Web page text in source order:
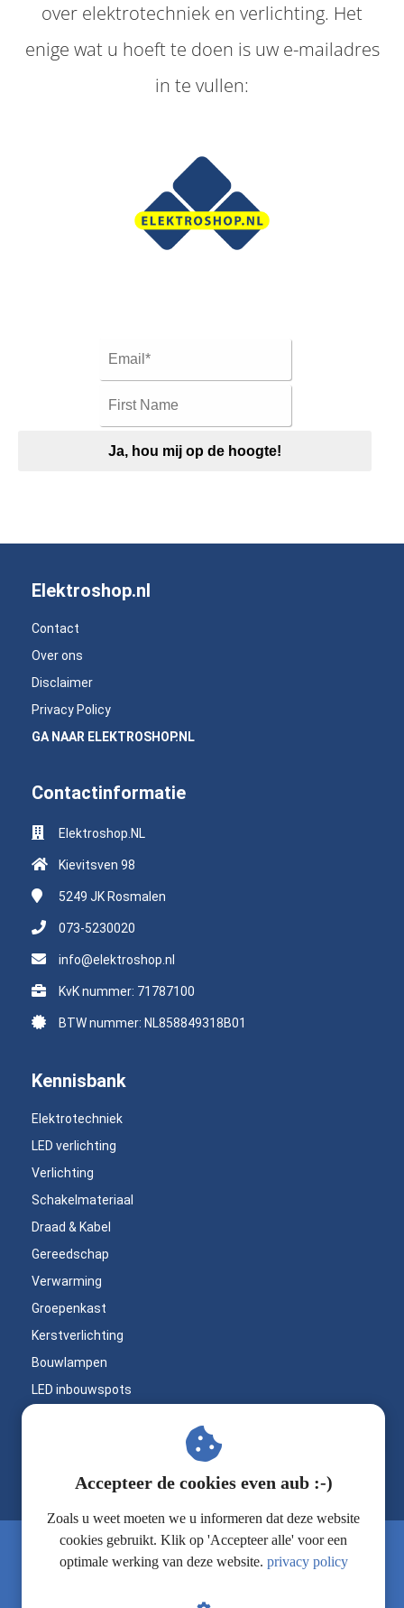
over elektrotechniek en verlichting. Het
enige wat u hoeft te doen is uw e-mailadres
in te vullen:
Ja, hou mij op de hoogte!
Elektroshop.nl
Contact
Over ons
Disclaimer
Privacy Policy
GA NAAR ELEKTROSHOP.NL
Contactinformatie
Elektroshop.NL
Kievitsven 98
5249 JK Rosmalen
073-5230020
info@elektroshop.nl
KvK nummer: 71787100
BTW nummer: NL858849318B01
Kennisbank
Elektrotechniek
LED verlichting
Verlichting
Schakelmateriaal
Draad & Kabel
Gereedschap
Verwarming
Groepenkast
Kerstverlichting
Bouwlampen
LED inbouwspots
Op zoek naar
professioneel materiaal
voor jouw klus?
Ontdek Elektroshop, dé webshop
en deskundig advies. Alles wat je
Accepteer de cookies even aub :-)
Zoals u weet moeten we u informeren dat deze website
cookies gebruikt. Klik op 'Accepteer alle' voor een
optimale werking van deze website. privacy policy